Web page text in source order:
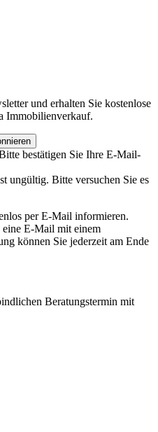
und erhalten Sie kostenlose
Immobilienverkauf.
bestätigen Sie Ihre E-Mail-
ungültig. Bitte versuchen Sie es
per E-Mail informieren.
E-Mail mit einem
können Sie jederzeit am Ende
Beratungstermin mit